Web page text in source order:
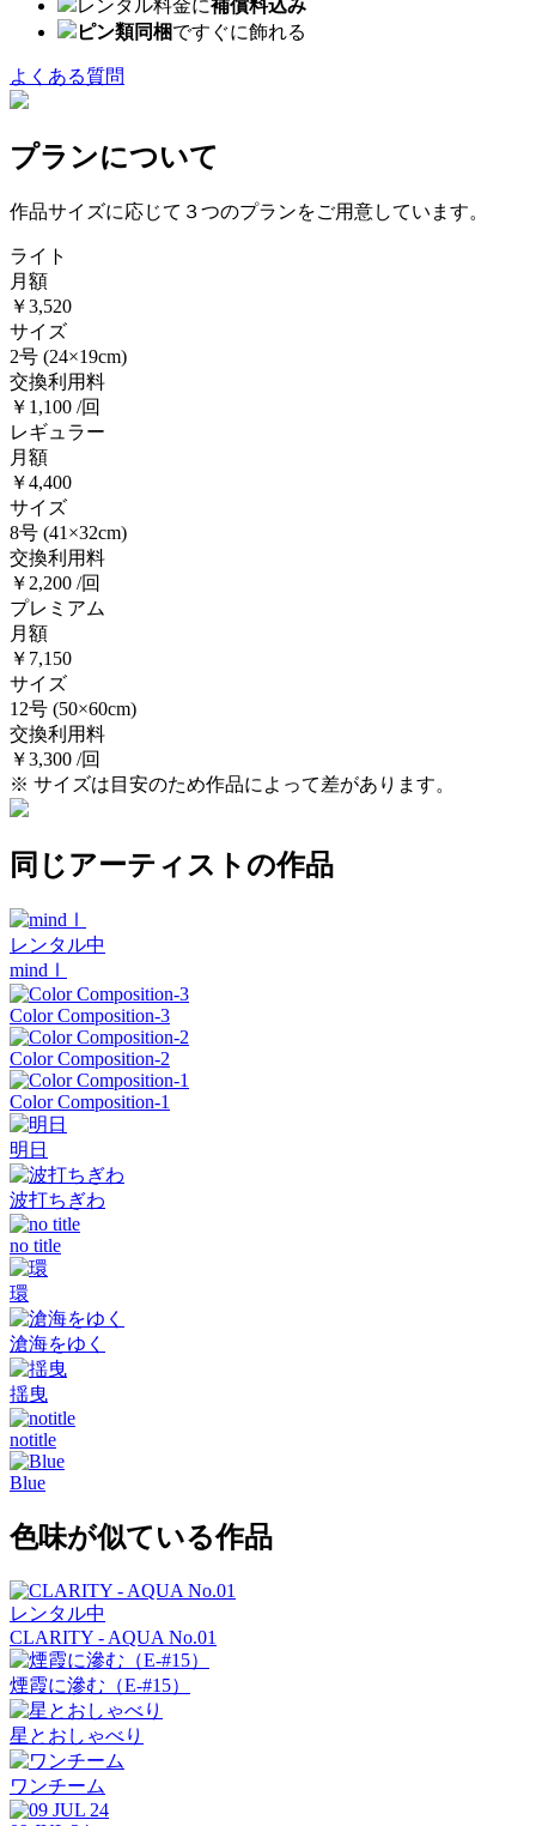
レンタル料金に補償料込み
ピン類同梱ですぐに飾れる
よくある質問
プランについて
作品サイズに応じて３つのプランをご用意しています。
ライト
月額
￥3,520
サイズ
2号 (24×19cm)
交換利用料
￥1,100 /回
レギュラー
月額
￥4,400
サイズ
8号 (41×32cm)
交換利用料
￥2,200 /回
プレミアム
月額
￥7,150
サイズ
12号 (50×60cm)
交換利用料
￥3,300 /回
※ サイズは目安のため作品によって差があります。
同じアーティストの作品
レンタル中
mindⅠ
Color Composition-3
Color Composition-2
Color Composition-1
明日
波打ちぎわ
no title
環
滄海をゆく
揺曳
notitle
Blue
色味が似ている作品
レンタル中
CLARITY - AQUA No.01
煙霞に滲む（E-#15）
星とおしゃべり
ワンチーム